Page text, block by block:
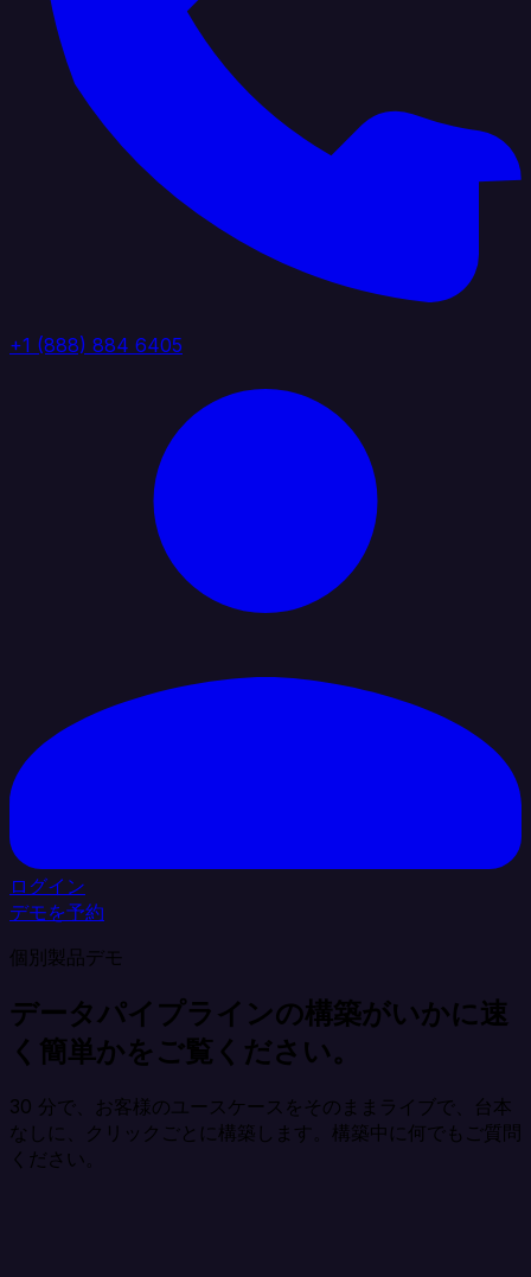
+1 (888) 884 6405
ログイン
デモを予約
個別製品デモ
データパイプラインの構築がいかに速
く簡単かをご覧ください。
30 分で、お客様のユースケースをそのままライブで、台本
なしに、クリックごとに構築します。構築中に何でもご質問
ください。